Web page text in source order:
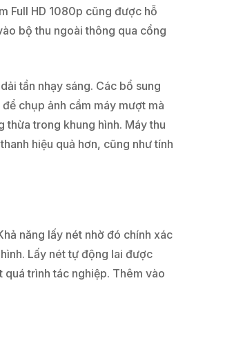
Full HD 1080p cũng được hỗ
bộ thu ngoài thông qua cổng
tần nhạy sáng. Các bổ sung
chụp ảnh cầm máy mượt mà
thừa trong khung hình. Máy thu
hiệu quả hơn, cũng như tính
năng lấy nét nhờ đó chính xác
Lấy nét tự động lai được
trình tác nghiệp. Thêm vào